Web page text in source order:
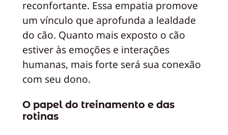
reconfortante. Essa empatia promove
um vínculo que aprofunda a lealdade
do cão. Quanto mais exposto o cão
estiver às emoções e interações
humanas, mais forte será sua conexão
com seu dono.
O papel do treinamento e das
rotinas